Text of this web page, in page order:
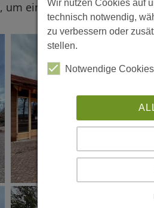
um eine vergrößerte
Wir nutzen Cookies auf
technisch notwendig,
zu verbessern oder
stellen.
Notwendige Cookies